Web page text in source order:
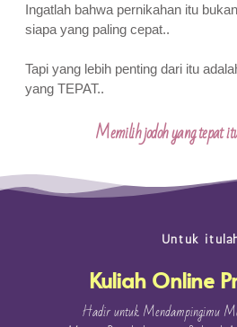
Ingatlah bahwa pernikahan itu
siapa yang paling cepat..
Tapi yang lebih penting dari itu
yang TEPAT..
Memilih jodoh yang tepat
Untuk
Kuliah Online
Hadir untuk Mendampingimu